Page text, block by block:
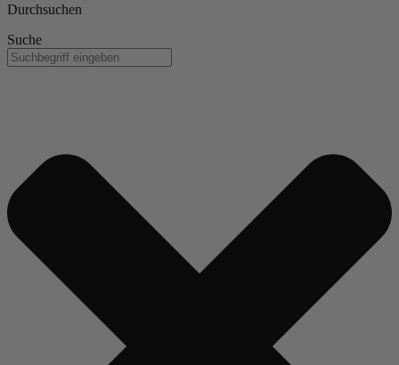
Durchsuchen
Suche